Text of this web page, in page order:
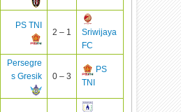
PS TNI
2 – 1
Sriwijaya
FC
Persegre
s Gresik
0 – 3
PS
TNI